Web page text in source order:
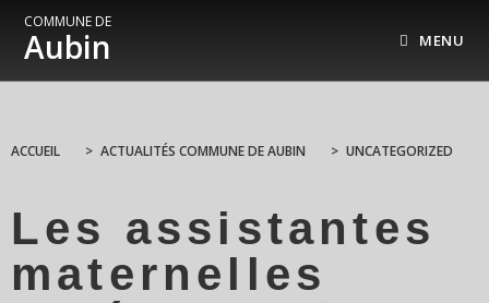
COMMUNE DE
Aubin MENU
ACCUEIL > ACTUALITÉS COMMUNE DE AUBIN > UNCATEGORIZED
Les assistantes
maternelles